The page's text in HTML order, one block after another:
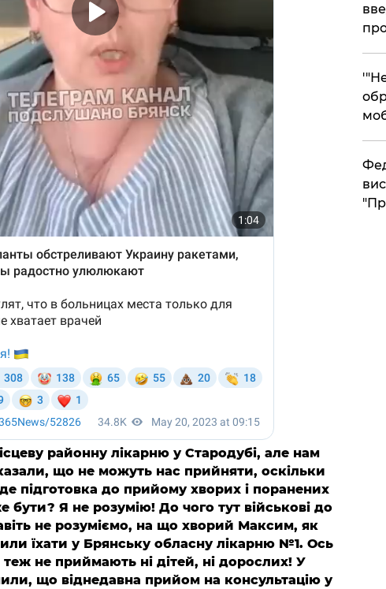
районну лікарню у Стародубі, але нам
що не можуть нас прийняти, оскільки
підготовка до прийому хворих і поранених
бути? Я не розумію! До чого тут військові до
не розуміємо, на що хворий Максим, як
їхати у Брянську обласну лікарню №1. Ось
теж не приймають ні дітей, ні дорослих! У
що віднедавна прийом на консультацію у